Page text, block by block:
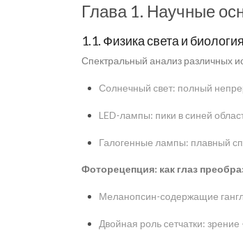
Глава 1. Научные
1.1. Физика света и
Спектральный анализ различных
Солнечный свет: полный
LED-лампы: пики в синей
Галогенные лампы: плавный
Фоторецепция: как глаз
Меланопсин-содержащие
Двойная роль сетчатки: